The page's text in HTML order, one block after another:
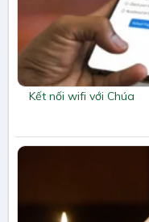
Kết nối wifi với Chúa